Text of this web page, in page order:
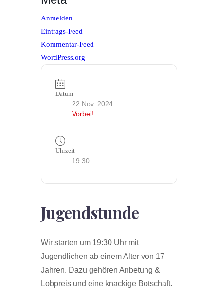
Anmelden
Eintrags-Feed
Kommentar-Feed
WordPress.org
Datum
22 Nov. 2024
Vorbei!
Uhrzeit
19:30
Jugendstunde
Wir starten um 19:30 Uhr mit
Jugendlichen ab einem Alter von 17
Jahren. Dazu gehören Anbetung &
Lobpreis und eine knackige Botschaft.